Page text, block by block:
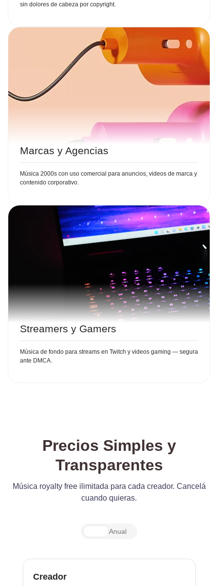
sin dolores de cabeza por copyright.
Marcas y Agencias
Música 2000s con uso comercial para anuncios, videos de marca y
contenido corporativo.
Streamers y Gamers
Música de fondo para streams en Twitch y videos gaming — segura
ante DMCA.
Precios Simples y
Transparentes
Música royalty free ilimitada para cada creador. Cancelá
cuando quieras.
MensualAnual
Creador